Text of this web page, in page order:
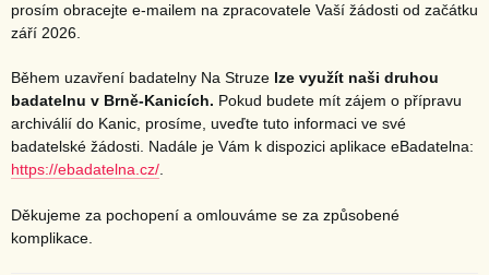
prosím obracejte e-mailem na zpracovatele Vaší žádosti od začátku
září 2026.
Během uzavření badatelny Na Struze lze využít naši druhou
badatelnu v Brně-Kanicích. Pokud budete mít zájem o přípravu
archiválií do Kanic, prosíme, uveďte tuto informaci ve své
badatelské žádosti. Nadále je Vám k dispozici aplikace eBadatelna:
https://ebadatelna.cz/.
Děkujeme za pochopení a omlouváme se za způsobené
komplikace.